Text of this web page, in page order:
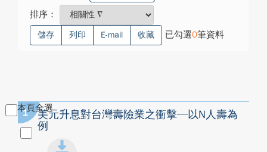
排序：
儲存 列印 E-mail 收藏 已勾選0筆資料
本頁全選
1
美元升息對台灣壽險業之衝擊—以N人壽為
例